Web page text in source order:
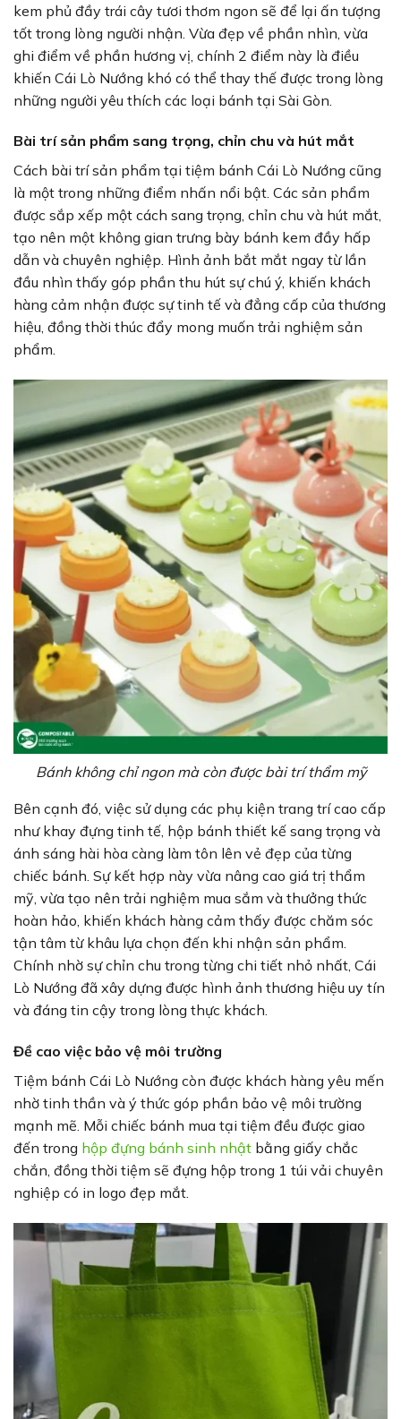
kem phủ đầy trái cây tươi thơm ngon sẽ để lại ấn tượng
tốt trong lòng người nhận. Vừa đẹp về phần nhìn, vừa
ghi điểm về phần hương vị, chính 2 điểm này là điều
khiến Cái Lò Nướng khó có thể thay thế được trong lòng
những người yêu thích các loại bánh tại Sài Gòn.
Bài trí sản phẩm sang trọng, chỉn chu và hút mắt
Cách bài trí sản phẩm tại tiệm bánh Cái Lò Nướng cũng
là một trong những điểm nhấn nổi bật. Các sản phẩm
được sắp xếp một cách sang trọng, chỉn chu và hút mắt,
tạo nên một không gian trưng bày bánh kem đầy hấp
dẫn và chuyên nghiệp. Hình ảnh bắt mắt ngay từ lần
đầu nhìn thấy góp phần thu hút sự chú ý, khiến khách
hàng cảm nhận được sự tinh tế và đẳng cấp của thương
hiệu, đồng thời thúc đẩy mong muốn trải nghiệm sản
phẩm.
Bánh không chỉ ngon mà còn được bài trí thẩm mỹ
Bên cạnh đó, việc sử dụng các phụ kiện trang trí cao cấp
như khay đựng tinh tế, hộp bánh thiết kế sang trọng và
ánh sáng hài hòa càng làm tôn lên vẻ đẹp của từng
chiếc bánh. Sự kết hợp này vừa nâng cao giá trị thẩm
mỹ, vừa tạo nên trải nghiệm mua sắm và thưởng thức
hoàn hảo, khiến khách hàng cảm thấy được chăm sóc
tận tâm từ khâu lựa chọn đến khi nhận sản phẩm.
Chính nhờ sự chỉn chu trong từng chi tiết nhỏ nhất, Cái
Lò Nướng đã xây dựng được hình ảnh thương hiệu uy tín
và đáng tin cậy trong lòng thực khách.
Đề cao việc bảo vệ môi trường
Tiệm bánh Cái Lò Nướng còn được khách hàng yêu mến
nhờ tinh thần và ý thức góp phần bảo vệ môi trường
mạnh mẽ. Mỗi chiếc bánh mua tại tiệm đều được giao
đến trong hộp đựng bánh sinh nhật bằng giấy chắc
chắn, đồng thời tiệm sẽ đựng hộp trong 1 túi vải chuyên
nghiệp có in logo đẹp mắt.